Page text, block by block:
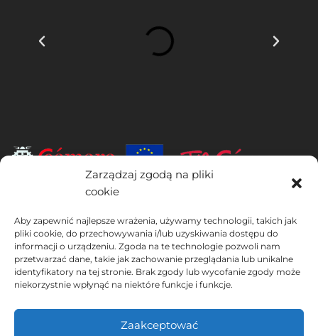
Zarządzaj zgodą na pliki
cookie
Aby zapewnić najlepsze wrażenia, używamy technologii, takich jak
pliki cookie, do przechowywania i/lub uzyskiwania dostępu do
informacji o urządzeniu. Zgoda na te technologie pozwoli nam
przetwarzać dane, takie jak zachowanie przeglądania lub unikalne
identyfikatory na tej stronie. Brak zgody lub wycofanie zgody może
niekorzystnie wpłynąć na niektóre funkcje i funkcje.
Zaakceptować
beneficjentem Europejskiego Funduszu Rozwoju Regionalnego,
którego celem jest rozwój wykorzystania i jakości technologii
informacyjno-komunikacyjnych oraz ich dostępności, dzięki czemu
wdrożył następujące rozwiązania: obecność w Internecie poprzez
swoją Stronie internetowej. Obecne działanie miało miejsce w 2020
roku. W tym celu zostało wsparte przez program TIC Cámaras, przez